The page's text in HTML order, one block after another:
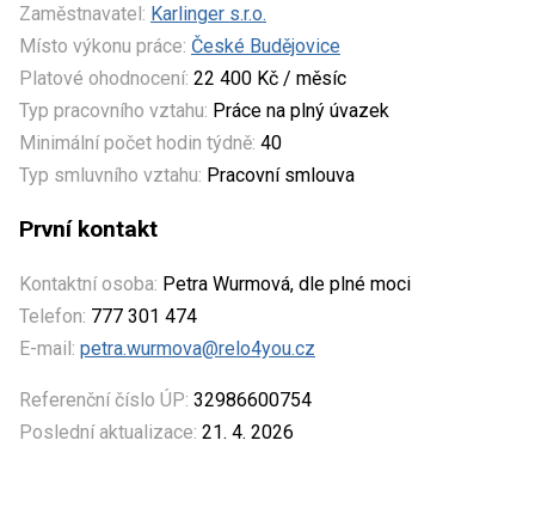
Zaměstnavatel: Karlinger s.r.o.
Místo výkonu práce: České Budějovice
Platové ohodnocení: 22 400 Kč / měsíc
Typ pracovního vztahu: Práce na plný úvazek
Minimální počet hodin týdně: 40
Typ smluvního vztahu: Pracovní smlouva
První kontakt
Kontaktní osoba: Petra Wurmová, dle plné moci
Telefon: 777 301 474
E-mail: petra.wurmova@relo4you.cz
Referenční číslo ÚP: 32986600754
Poslední aktualizace: 21. 4. 2026